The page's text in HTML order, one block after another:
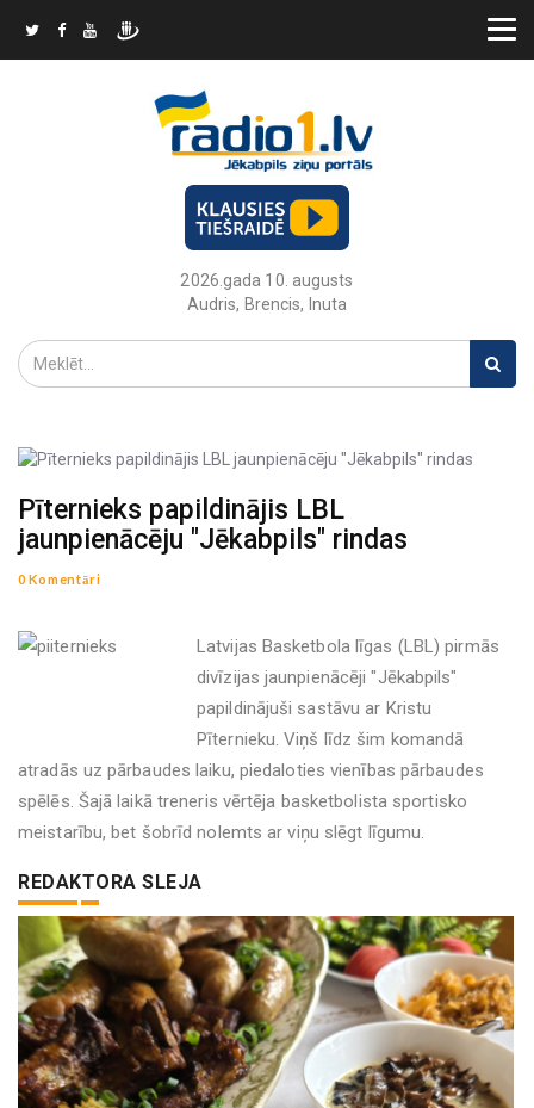
2026.gada 10. augusts
Audris, Brencis, Inuta
Pīternieks papildinājis LBL
jaunpienācēju "Jēkabpils" rindas
0 Komentāri
Latvijas Basketbola līgas (LBL) pirmās
divīzijas jaunpienācēji "Jēkabpils"
papildinājuši sastāvu ar Kristu
Pīternieku. Viņš līdz šim komandā
atradās uz pārbaudes laiku, piedaloties vienības pārbaudes
spēlēs. Šajā laikā treneris vērtēja basketbolista sportisko
meistarību, bet šobrīd nolemts ar viņu slēgt līgumu.
REDAKTORA SLEJA